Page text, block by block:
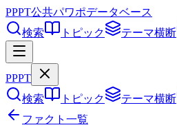
PPPT公共パワポデータベース
検索
トピック テーマ横断
PPPT
検索
トピック テーマ横断
ファクト一覧